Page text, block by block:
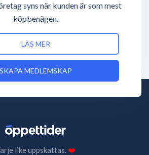
syns när kunden är som mest
köpbenägen.
LÄS MER
SKAPA MEDLEMSKAP
like uppskattas.❤️